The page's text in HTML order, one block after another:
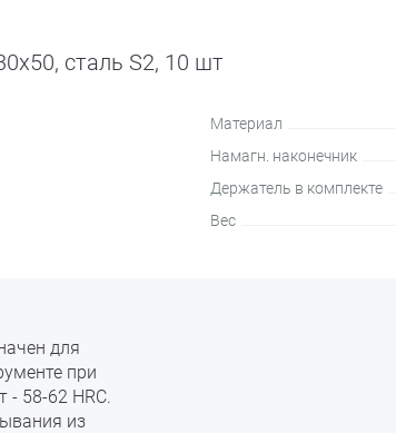
сталь S2, 10 шт
Материал
Намагн. наконечник
Держатель в комплекте
Вес
для
при
- 58-62 HRС.
из